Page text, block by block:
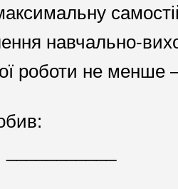
навчально-
роботи не менше